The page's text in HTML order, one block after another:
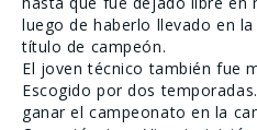
luego de haberlo llevado en
título de campeón.
El joven técnico también fue
Escogido por dos
ganar el campeonato en la